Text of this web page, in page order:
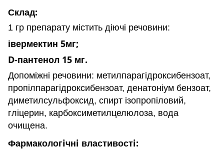
Склад:
1 гр препарату містить діючі речовини:
івермектин 5мг;
D-пантенол 15 мг.
Допоміжні речовини: метилпарагідроксибензоат,
пропілпарагідроксибензоат, денатоніум бензоат,
диметилсульфоксид, спирт ізопропіловий,
гліцерин, карбоксиметилцелюлоза, вода
очищена.
Фармакологiчнi властивостi: